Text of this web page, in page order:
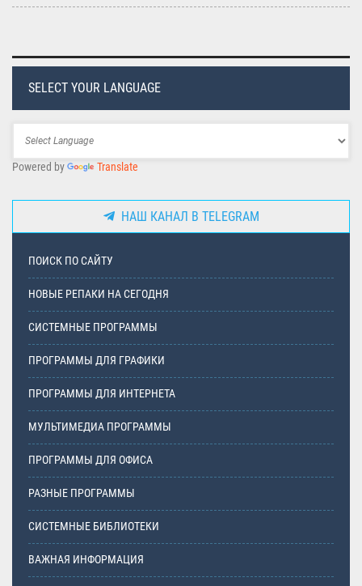
SELECT YOUR LANGUAGE
Powered by Translate
НАШ КАНАЛ В TELEGRAM
ПОИСК ПО САЙТУ
НОВЫЕ РЕПАКИ НА СЕГОДНЯ
СИСТЕМНЫЕ ПРОГРАММЫ
ПРОГРАММЫ ДЛЯ ГРАФИКИ
ПРОГРАММЫ ДЛЯ ИНТЕРНЕТА
МУЛЬТИМЕДИА ПРОГРАММЫ
ПРОГРАММЫ ДЛЯ ОФИСА
РАЗНЫЕ ПРОГРАММЫ
СИСТЕМНЫЕ БИБЛИОТЕКИ
ВАЖНАЯ ИНФОРМАЦИЯ